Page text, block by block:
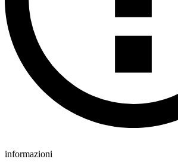
informazioni